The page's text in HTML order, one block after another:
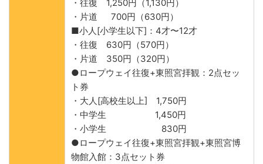
・往復 1,250円（1,130円）
・片道 700円（630円）
■小人[小学生以下]：4才〜12才
・往復 630円（570円）
・片道 350円（320円）
●ロープウェイ往復+東照宮拝観：2点セッ
ト券
・大人[高校生以上] 1,750円
・中学生 1,450円
・小学生 830円
●ロープウェイ往復+東照宮拝観+東照宮博
物館入館：3点セット券